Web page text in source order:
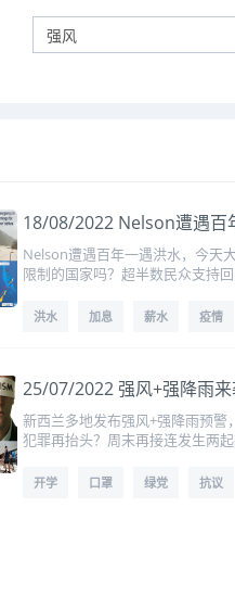
18/08/2022 Nelson遭遇百
Nelson遭遇百年一遇洪水，今天
限制的国家吗？超半数民众支持
洪水 加息 薪水 疫情
25/07/2022 强风+强降雨
新西兰多地发布强风+强降雨预警
犯罪再抬头？周末再接连发生两
开学 口罩 绿党 抗议